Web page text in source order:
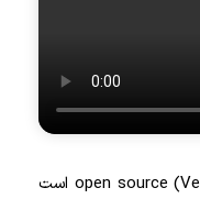
یک ابزار کنترل ورژن (Version Control) open source است